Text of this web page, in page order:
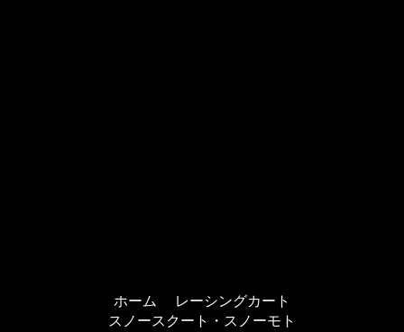
ホーム
レーシングカート
スノースクート・スノーモト